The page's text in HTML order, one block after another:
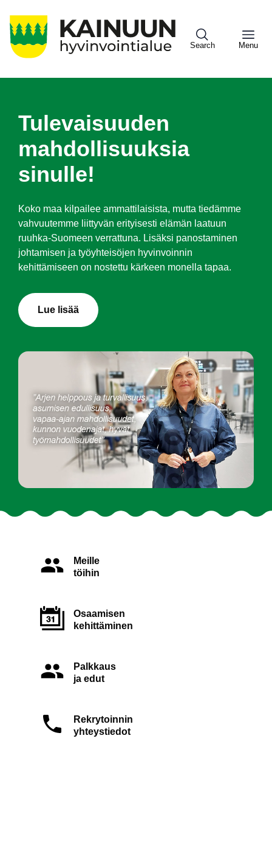
pääsisältöön
Search Menu
Menu
Asiakkaille
Tulevaisuuden
mahdollisuuksia
sinulle!
Ko­ko maa kil­pai­lee am­mat­ti­lai­sis­ta, mut­ta tie­däm­me
vah­vuu­tem­me liit­ty­vän eri­tyi­ses­ti elä­män laa­tuun
ruuh­ka-Suo­meen ver­rat­tu­na. Li­säk­si pa­nos­ta­mi­nen
joh­ta­mi­sen ja työyh­tei­sö­jen hy­vin­voin­nin
ke­hit­tä­mi­seen on nos­tet­tu kär­keen mo­nel­la ta­paa.
Lue lisää
Meille
töihin
Osaamisen
kehittäminen
Palkkaus
ja edut
Rekrytoinnin
yhteystiedot